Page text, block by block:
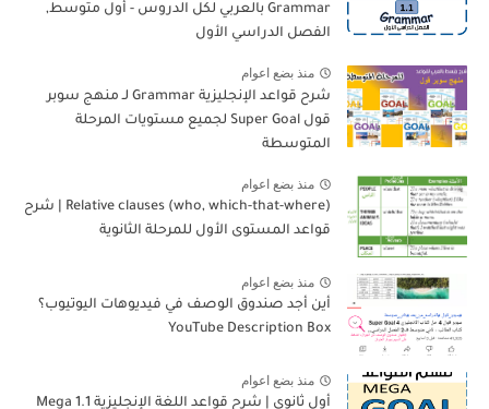
Grammar بالعربي لكل الدروس - أول متوسط,
الفصل الدراسي الأول
منذ بضع اعوام
شرح قواعد الإنجليزية Grammar لـ منهج سوبر
قول Super Goal لجميع مستويات المرحلة
المتوسطة
منذ بضع اعوام
Relative clauses (who, which-that-where) | شرح
قواعد المستوى الأول للمرحلة الثانوية
منذ بضع اعوام
أين أجد صندوق الوصف في فيديوهات اليوتيوب؟
YouTube Description Box
منذ بضع اعوام
أول ثانوي | شرح قواعد اللغة الإنجليزية 1.1 Mega